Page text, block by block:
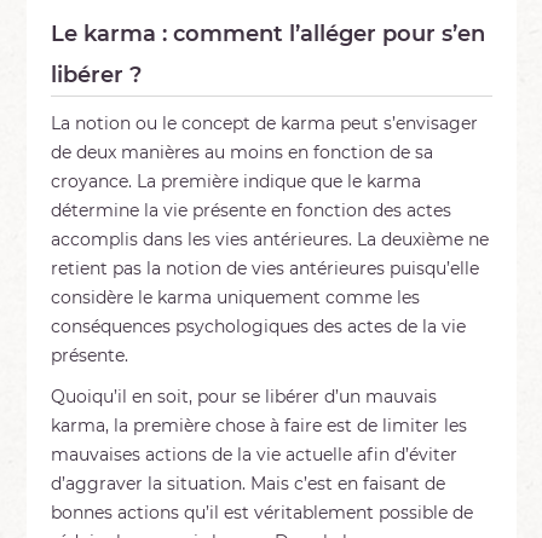
Le karma : comment l’alléger pour s’en
libérer ?
La notion ou le concept de karma peut s’envisager
de deux manières au moins en fonction de sa
croyance. La première indique que le karma
détermine la vie présente en fonction des actes
accomplis dans les vies antérieures. La deuxième ne
retient pas la notion de vies antérieures puisqu’elle
considère le karma uniquement comme les
conséquences psychologiques des actes de la vie
présente.
Quoiqu’il en soit, pour se libérer d’un mauvais
karma, la première chose à faire est de limiter les
mauvaises actions de la vie actuelle afin d’éviter
d’aggraver la situation. Mais c’est en faisant de
bonnes actions qu’il est véritablement possible de